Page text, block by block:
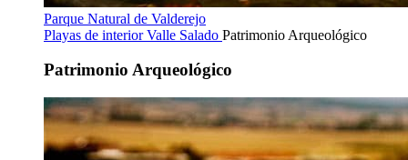
Parque Natural de Valderejo
Playas de interiorValle Salado Patrimonio Arqueológico
Patrimonio Arqueológico